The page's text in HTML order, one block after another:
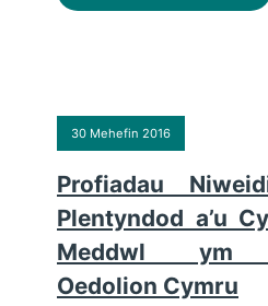
30 Mehefin 2016
Profiadau
Plentyndod a’u
Meddwl ym
Oedolion Cymru